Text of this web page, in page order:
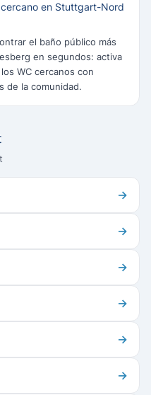
en Stuttgart-Nord
el baño público más
en segundos: activa
WC cercanos con
de la comunidad.
→
→
→
→
→
→